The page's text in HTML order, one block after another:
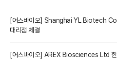
[어스바이오] Shanghai YL Biotech
대리점 체결
[어스바이오] AREX Biosciences Ltd 한